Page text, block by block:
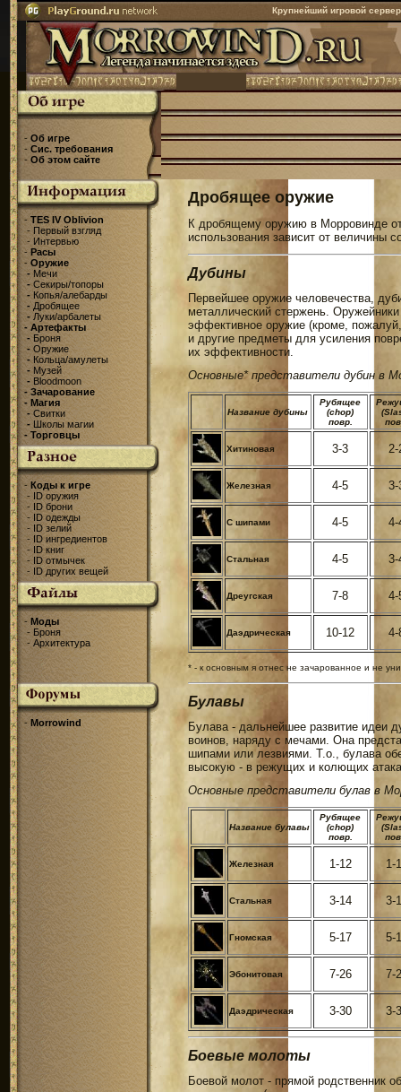
Крупнейший игровой сервер
- Об игре
- Сис. требования
- Об этом сайте
- TES IV Oblivion
- Первый взгляд
- Интервью
- Расы
- Оружие
- Мечи
- Секиры/топоры
- Копья/алебарды
- Дробящее
- Луки/арбалеты
- Артефакты
- Броня
- Оружие
- Кольца/амулеты
- Музей
- Bloodmoon
- Зачарование
- Магия
- Свитки
- Школы магии
- Торговцы
- Коды к игре
- ID оружия
- ID брони
- ID одежды
- ID зелий
- ID ингредиентов
- ID книг
- ID отмычек
- ID других вещей
- Моды
- Броня
- Архитектура
- Morrowind
Дробящее оружие
К дробящему оружию в Морровинде
использования зависит от величины
Дубины
Первейшее оружие человечества,
металлический стержень.
эффективное оружие (кроме,
и другие предметы для усиления
их эффективности.
Основные* представители дубин в
Название дубины
Рубящее
(chop)
повр.
Хитиновая 3-3 2-
Железная 4-5 3-
С шипами 4-5 4-
Стальная 4-5 3-
Дреугская 7-8 4-
Даэдрическая 10-12 4-
* - к основным я отнес не зачарованное и не
Булавы
Булава - дальнейшее развитие идеи
воинов, наряду с мечами. Она
шипами или лезвиями. Т.о., булава
высокую - в режущих и колющих
Основные представители булав в
Название булавы
Рубящее
(chop)
повр.
Железная 1-12 1-
Стальная 3-14 3-
Гномская 5-17 5-
Эбонитовая 7-26 7-
Даэдрическая 3-30 3-
Боевые молоты
Боевой молот - прямой родственник